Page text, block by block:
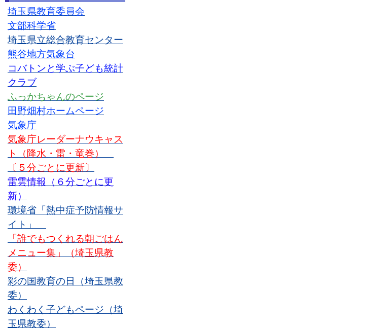
埼玉県教育委員会
文部科学省
埼玉県立総合教育センター
熊谷地方気象台
コバトンと学ぶ子ども統計
クラブ
ふっかちゃんのページ
田野畑村ホームページ
気象庁
気象庁レーダーナウキャス
ト（降水・雷・竜巻）
〔５分ごとに更新〕
雷雲情報（６分ごとに更
新）
環境省「熱中症予防情報サ
イト」
「誰でもつくれる朝ごはん
メニュー集」（埼玉県教
委）
彩の国教育の日
（埼玉県教
委）
わくわく子どもページ （埼
玉県教委）